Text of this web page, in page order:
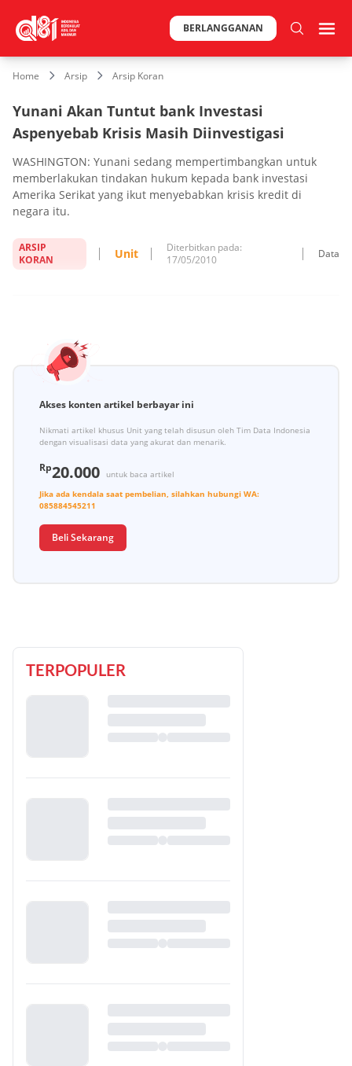
BERLANGGANAN
Home Arsip Arsip Koran
Yunani Akan Tuntut bank Investasi
Aspenyebab Krisis Masih Diinvestigasi
WASHINGTON: Yunani sedang mempertimbangkan untuk
memberlakukan tindakan hukum kepada bank investasi
Amerika Serikat yang ikut menyebabkan krisis kredit di
negara itu.
ARSIP
KORAN
Unit
Diterbitkan pada:
17/05/2010
Data
Akses konten artikel berbayar ini
Nikmati artikel khusus Unit yang telah disusun oleh Tim Data Indonesia
dengan visualisasi data yang akurat dan menarik.
Rp20.000
untuk baca artikel
Jika ada kendala saat pembelian, silahkan hubungi WA:
085884545211
Beli Sekarang
TERPOPULER